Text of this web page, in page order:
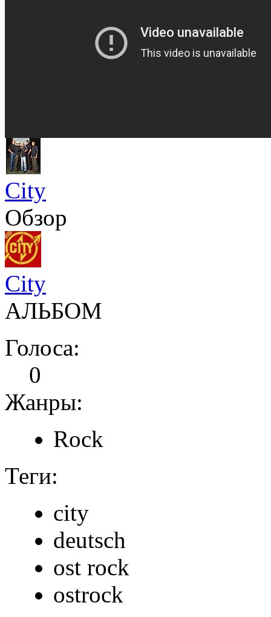
City
Обзор
City
АЛЬБОМ
Голоса:
0
Жанры:
Rock
Теги:
city
deutsch
ost rock
ostrock